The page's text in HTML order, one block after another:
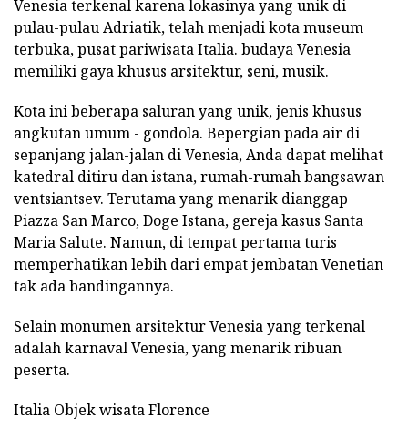
Venesia terkenal karena lokasinya yang unik di
pulau-pulau Adriatik, telah menjadi kota museum
terbuka, pusat pariwisata Italia. budaya Venesia
memiliki gaya khusus arsitektur, seni, musik.
Kota ini beberapa saluran yang unik, jenis khusus
angkutan umum - gondola. Bepergian pada air di
sepanjang jalan-jalan di Venesia, Anda dapat melihat
katedral ditiru dan istana, rumah-rumah bangsawan
ventsiantsev. Terutama yang menarik dianggap
Piazza San Marco, Doge Istana, gereja kasus Santa
Maria Salute. Namun, di tempat pertama turis
memperhatikan lebih dari empat jembatan Venetian
tak ada bandingannya.
Selain monumen arsitektur Venesia yang terkenal
adalah karnaval Venesia, yang menarik ribuan
peserta.
Italia Objek wisata Florence